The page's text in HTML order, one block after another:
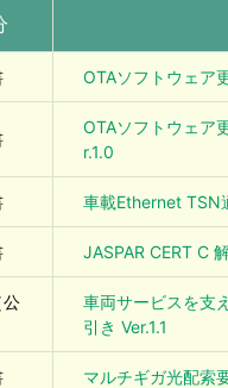
OTAソフトウェア
OTAソフトウェア
r.1.0
車載Ethernet TSN
JASPAR CERT C
車両サービスを支
引き Ver.1.1
マルチギガ光配索